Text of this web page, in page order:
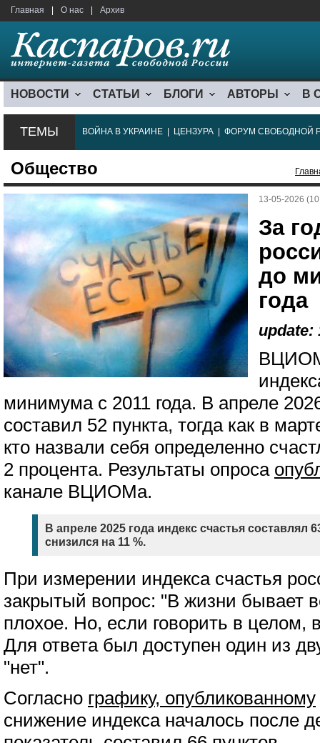
Главная О нас Архив
НОВОСТИ СТАТЬИ БЛОГИ АВТОРЫ В
ТЕМЫ ВОЙНА В УКРАИНЕ ЦЕНЗУРА ФОРУМ СВОБОДНОЙ
Общество
13-05-2026
За
до
года
update:
минимума с 2011 года. В апреле
составил 52 пункта, тогда как в
кто назвали себя определенно
2 процента. Результаты опроса
канале ВЦИОМа.
В апреле 2025 года индекс счастья составлял
снизился на 11 %.
При измерении индекса счастья
закрытый вопрос: "В жизни бывает
плохое. Но, если говорить в целом,
Для ответа был доступен один из
"нет".
Согласно графику, опубликованному
снижение индекса началось после